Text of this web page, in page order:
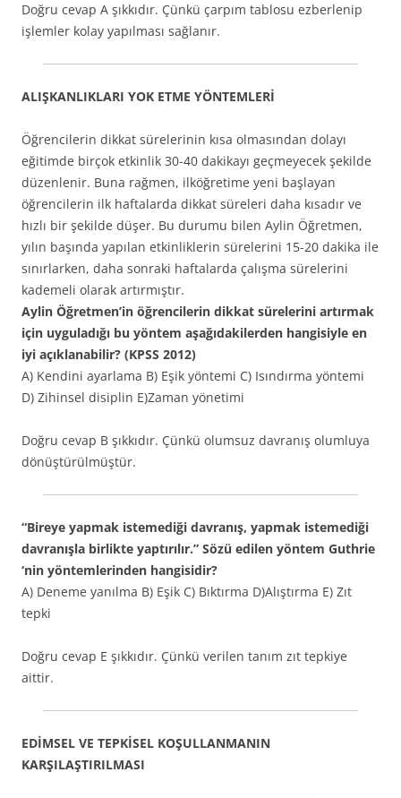
Doğru cevap A şıkkıdır. Çünkü çarpım tablosu ezberlenip
işlemler kolay yapılması sağlanır.
ALIŞKANLIKLARI YOK ETME YÖNTEMLERİ
Öğrencilerin dikkat sürelerinin kısa olmasından dolayı
eğitimde birçok etkinlik 30-40 dakikayı geçmeyecek şekilde
düzenlenir. Buna rağmen, ilköğretime yeni başlayan
öğrencilerin ilk haftalarda dikkat süreleri daha kısadır ve
hızlı bir şekilde düşer. Bu durumu bilen Aylin Öğretmen,
yılın başında yapılan etkinliklerin sürelerini 15-20 dakika ile
sınırlarken, daha sonraki haftalarda çalışma sürelerini
kademeli olarak artırmıştır.
Aylin Öğretmen’in öğrencilerin dikkat sürelerini artırmak
için uyguladığı bu yöntem aşağıdakilerden hangisiyle en
iyi açıklanabilir? (KPSS 2012)
A) Kendini ayarlama B) Eşik yöntemi C) Isındırma yöntemi
D) Zihinsel disiplin E)Zaman yönetimi
Doğru cevap B şıkkıdır. Çünkü olumsuz davranış olumluya
dönüştürülmüştür.
“Bireye yapmak istemediği davranış, yapmak istemediği
davranışla birlikte yaptırılır.” Sözü edilen yöntem Guthrie
‘nin yöntemlerinden hangisidir?
A) Deneme yanılma B) Eşik C) Bıktırma D)Alıştırma E) Zıt
tepki
Doğru cevap E şıkkıdır. Çünkü verilen tanım zıt tepkiye
aittir.
EDİMSEL VE TEPKİSEL KOŞULLANMANIN
KARŞILAŞTIRILMASI